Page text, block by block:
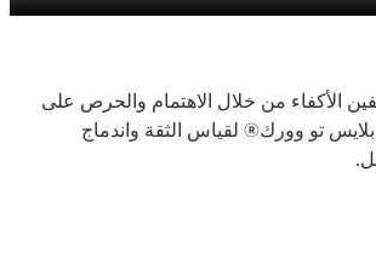
الأكفاء من خلال الاهتمام والحرص على
تو وورك® لقياس الثقة واندماج
.